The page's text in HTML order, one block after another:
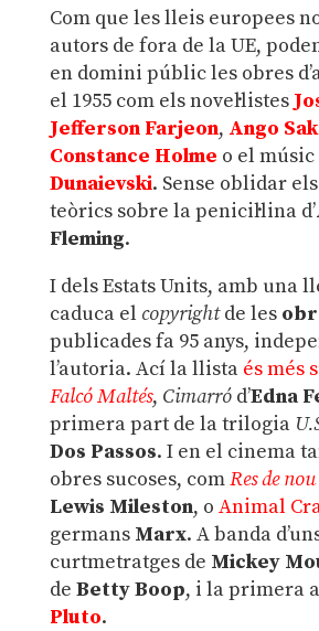
Com que les lleis europees
autors de fora de la UE,
en domini públic les obres
el 1955 com els novel·listes
Jefferson Farjeon, Ango
Constance Holme o el músic
Dunaievski. Sense oblidar
teòrics sobre la penicil·lina d’
Fleming.
I dels Estats Units, amb una
caduca el copyrightde les
publicades fa 95 anys,
l’autoria. Ací la llista és més
Falcó Maltés, Cimarród’Edna
primera part de la trilogia
Dos Passos. I en el cinema
obres sucoses, comRes de nou
Lewis Mileston, o Animal
germans Marx. A banda
curtmetratges de Mickey
de Betty Boop, i la primera
Pluto.